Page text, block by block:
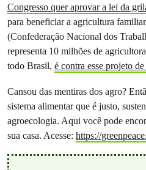
Congresso quer aprovar a lei da
para beneficiar a agricultura
(Confederação Nacional dos
representa 10 milhões de
todo Brasil, é contra esse projeto
Cansou das mentiras dos agro?
sistema alimentar que é justo,
agroecologia. Aqui você pode
sua casa. Acesse: https://